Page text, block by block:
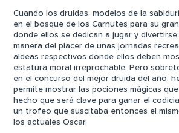
Cuando los druidas, modelos de la
en el bosque de los Carnutes para su
donde ellos se dedican a jugar y
manera del placer de unas jornadas
aldeas respectivos donde ellos deben
estatura moral irreprochable. Pero
en el concurso del mejor druida del año,
permite mostrar las pociones mágicas
hecho que será clave para ganar el
un trofeo que suscitaba entonces el
los actuales Oscar.